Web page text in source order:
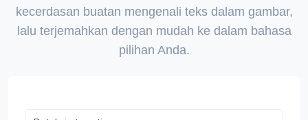
kecerdasan buatan mengenali teks dalam gambar,
lalu terjemahkan dengan mudah ke dalam bahasa
pilihan Anda.